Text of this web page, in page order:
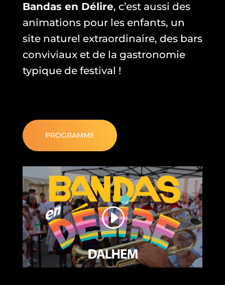
Bandas en Délire, c’est aussi des
animations pour les enfants, un
site naturel extraordinaire, des bars
conviviaux et de la gastronomie
typique de festival !
PROGRAMME